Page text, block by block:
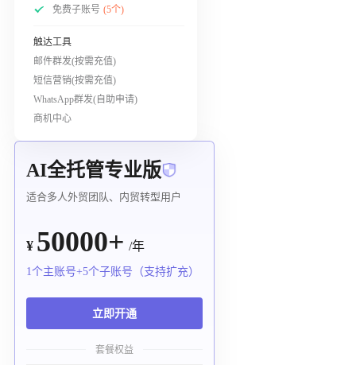
免费子账号 (5个)
触达工具
邮件群发(按需充值)
短信营销(按需充值)
WhatsApp群发(自助申请)
商机中心
AI全托管专业版
适合多人外贸团队、内贸转型用户
¥ 50000+ /年
1个主账号+5个子账号（支持扩充）
立即开通
套餐权益